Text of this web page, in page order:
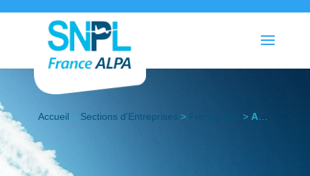
Accueil > Sections d’Entreprises > French Bee > Actualités